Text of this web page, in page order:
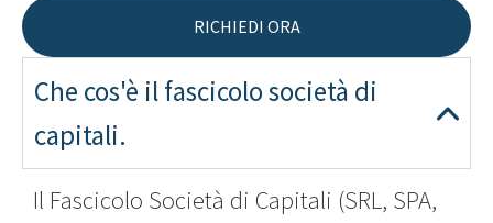
RICHIEDI ORA
Che cos'è il fascicolo società di
capitali.
Il Fascicolo Società di Capitali (SRL, SPA,